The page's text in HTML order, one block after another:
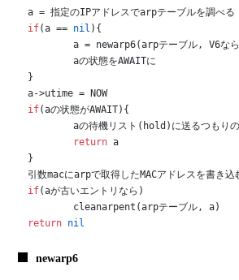
if(a == nil ){
	a = newarp6(arpテーブル, V6なら
	aの状態をAWAITに
}
a->utime = NOW
if(aの状態がAWAIT){
	aの待機リスト(hold)に送るつもりのブロックを追加
return a
}
if(aが古いエントリなら)
return nil
newarp6